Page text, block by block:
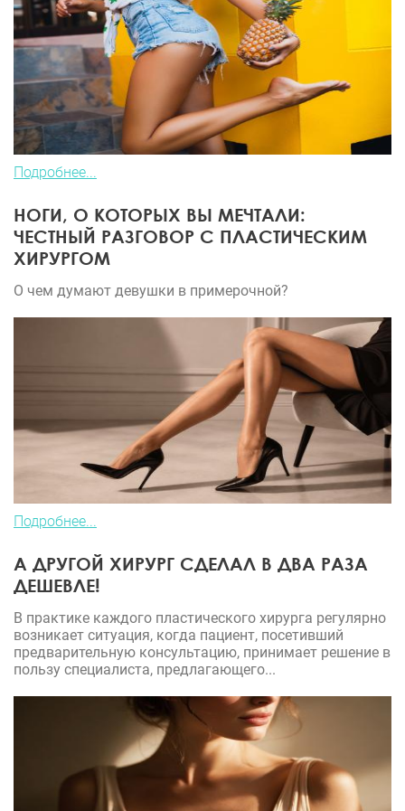
Подробнее...
НОГИ, О КОТОРЫХ ВЫ МЕЧТАЛИ:
ЧЕСТНЫЙ РАЗГОВОР С ПЛАСТИЧЕСКИМ
ХИРУРГОМ
О чем думают девушки в примерочной?
Подробнее...
А ДРУГОЙ ХИРУРГ СДЕЛАЛ В ДВА РАЗА
ДЕШЕВЛЕ!
В практике каждого пластического хирурга регулярно
возникает ситуация, когда пациент, посетивший
предварительную консультацию, принимает решение в
пользу специалиста, предлагающего...